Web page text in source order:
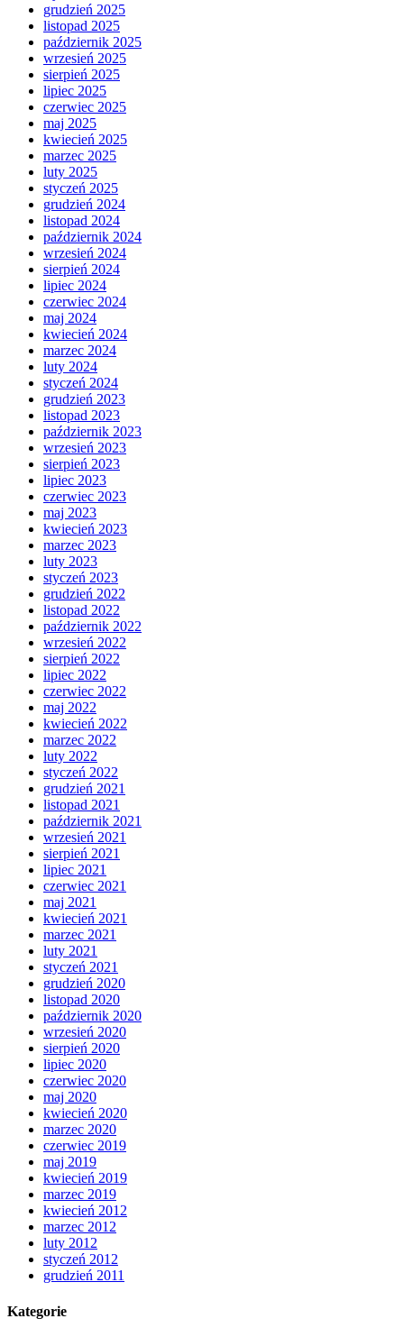
grudzień 2025
listopad 2025
październik 2025
wrzesień 2025
sierpień 2025
lipiec 2025
czerwiec 2025
maj 2025
kwiecień 2025
marzec 2025
luty 2025
styczeń 2025
grudzień 2024
listopad 2024
październik 2024
wrzesień 2024
sierpień 2024
lipiec 2024
czerwiec 2024
maj 2024
kwiecień 2024
marzec 2024
luty 2024
styczeń 2024
grudzień 2023
listopad 2023
październik 2023
wrzesień 2023
sierpień 2023
lipiec 2023
czerwiec 2023
maj 2023
kwiecień 2023
marzec 2023
luty 2023
styczeń 2023
grudzień 2022
listopad 2022
październik 2022
wrzesień 2022
sierpień 2022
lipiec 2022
czerwiec 2022
maj 2022
kwiecień 2022
marzec 2022
luty 2022
styczeń 2022
grudzień 2021
listopad 2021
październik 2021
wrzesień 2021
sierpień 2021
lipiec 2021
czerwiec 2021
maj 2021
kwiecień 2021
marzec 2021
luty 2021
styczeń 2021
grudzień 2020
listopad 2020
październik 2020
wrzesień 2020
sierpień 2020
lipiec 2020
czerwiec 2020
maj 2020
kwiecień 2020
marzec 2020
czerwiec 2019
maj 2019
kwiecień 2019
marzec 2019
kwiecień 2012
marzec 2012
luty 2012
styczeń 2012
grudzień 2011
Kategorie